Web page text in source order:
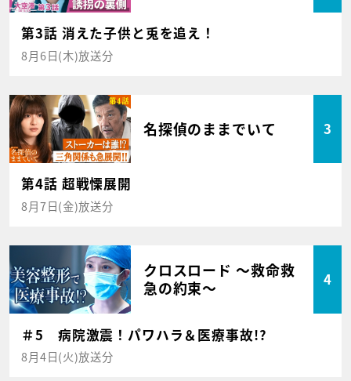
第3話 消えた子供と兎を追え！
8月6日(木)放送分
名探偵のままでいて 3
第4話 超戦慄展開
8月7日(金)放送分
クロスロード ～救命救
急の約束～
4
＃5 病院激震！パワハラ＆医療事故!?
8月4日(火)放送分